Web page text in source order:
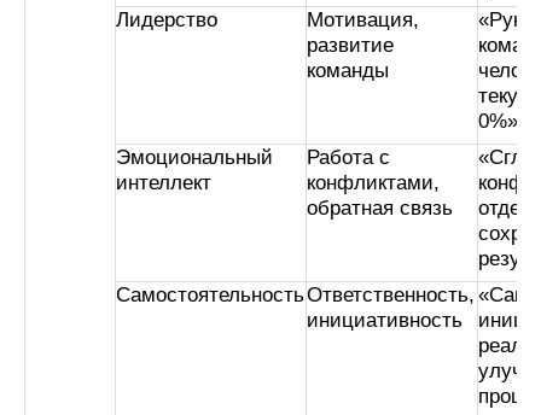
Лидерство
Мотивация,
развитие
команды
0%»
Эмоциональный
интеллект
Работа с
конфликтами,
обратная связь
СамостоятельностьОтветственность,
инициативность
«Сам